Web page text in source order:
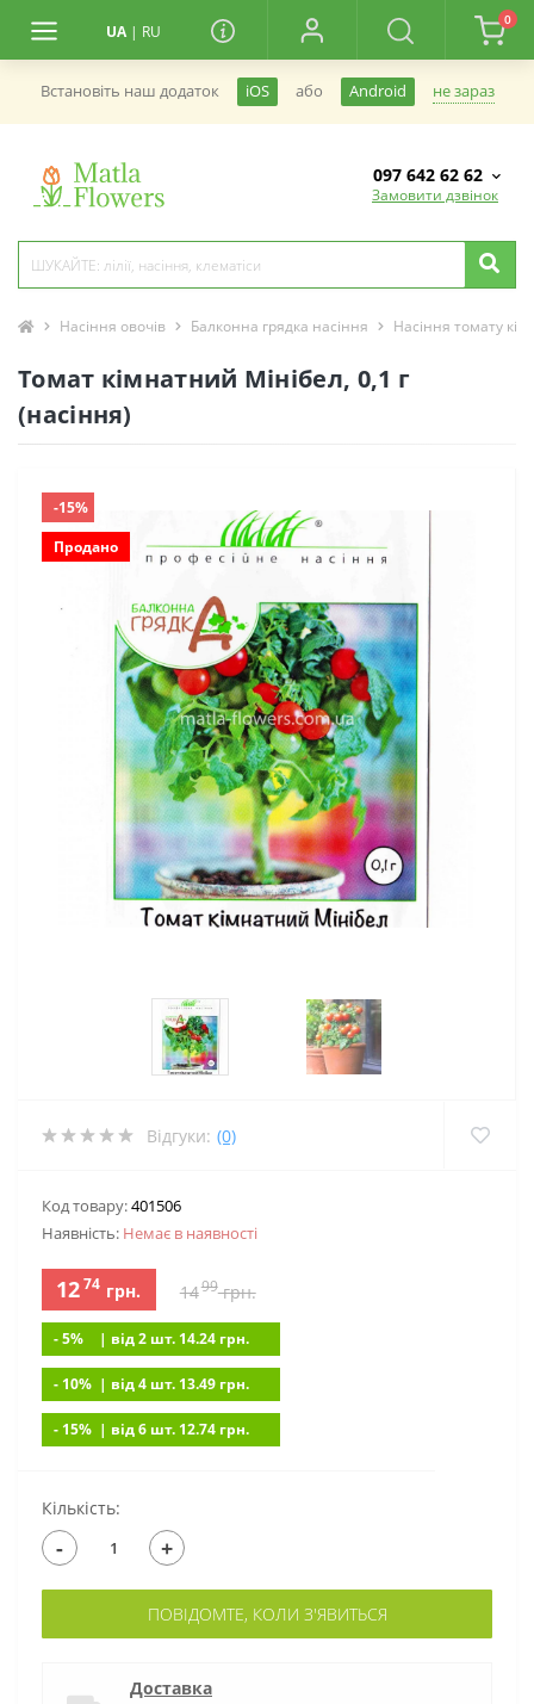
UA | RU
0
Встановiть наш додаток iOS або Android не зараз
097 642 62 62
Замовити дзвінок
Насіння овочів Балконна грядка насіння Насіння томату
Томат кімнатний Мінібел, 0,1 г
(насіння)
-15%
Продано
Відгуки: (0)
Код товару:401506
Наявність: Немає в наявностi
1274 грн. 1499грн.
- 5% | вiд 2 шт. 14.24 грн.
- 10% | вiд 4 шт. 13.49 грн.
- 15% | вiд 6 шт. 12.74 грн.
Кількість:
- +
ПОВІДОМТЕ, КОЛИ З'ЯВИТЬСЯ
Доставка